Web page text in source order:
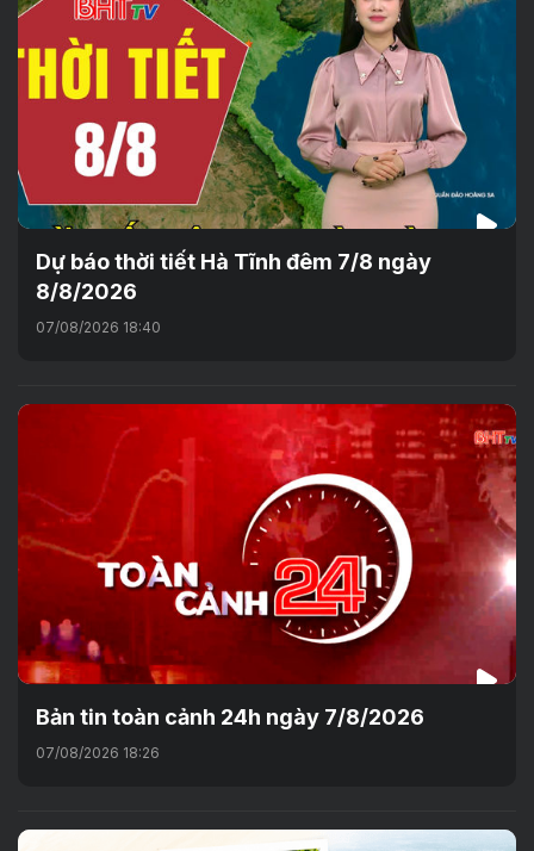
Dự báo thời tiết Hà Tĩnh đêm 7/8 ngày
8/8/2026
07/08/2026 18:40
Bản tin toàn cảnh 24h ngày 7/8/2026
07/08/2026 18:26